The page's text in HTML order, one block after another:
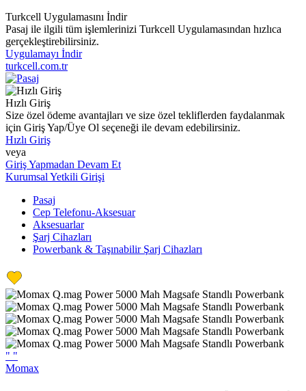
Turkcell Uygulamasını İndir
Pasaj ile ilgili tüm işlemlerinizi Turkcell Uygulamasından hızlıca
gerçekleştirebilirsiniz.
Uygulamayı İndir
turkcell.com.tr
Hızlı Giriş
Size özel ödeme avantajları ve size özel tekliflerden faydalanmak
için Giriş Yap/Üye Ol seçeneği ile devam edebilirsiniz.
Hızlı Giriş
veya
Giriş Yapmadan Devam Et
Kurumsal Yetkili Girişi
Pasaj
Cep Telefonu-Aksesuar
Aksesuarlar
Şarj Cihazları
Powerbank & Taşınabilir Şarj Cihazları
" "
Momax